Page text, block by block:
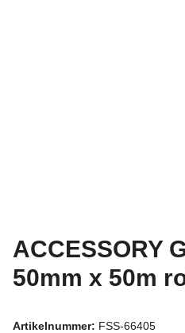
ACCESSORY
50mm x 50m
Artikelnummer: FSS-66405